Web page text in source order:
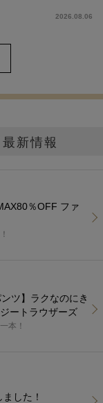
2026.08.06
新情報
％OFF ファ
ツ】ラクなのにき
ートラウザーズ
本！
した！